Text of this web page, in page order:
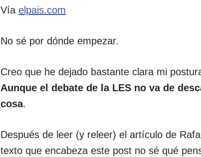
Víaelpais.com
No sé por dónde empezar.
Creo que he dejado bastante clara mi
Aunque el debate de la LES no va de
cosa.
Después de leer (y releer) el artículo de
texto que encabeza este post no sé qué